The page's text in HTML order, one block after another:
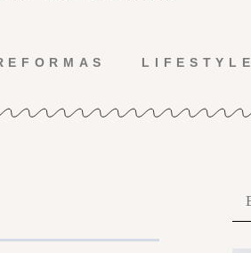
LIFESTYLE